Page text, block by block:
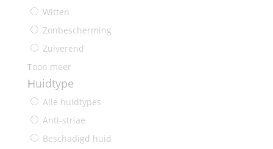
Witten
Zonbescherming
Zuiverend
Toon meer
Huidtype
Alle huidtypes
Anti-striae
Beschadigd huid